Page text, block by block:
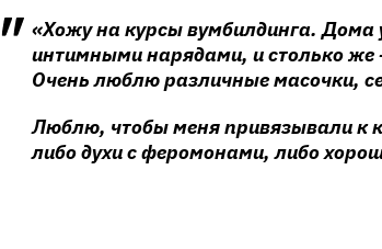
«Хожу на курсы вумбилдинга.
интимными нарядами, и столько же
Очень люблю различные масочки,
Люблю, чтобы меня привязывали к
либо духи с феромонами, либо